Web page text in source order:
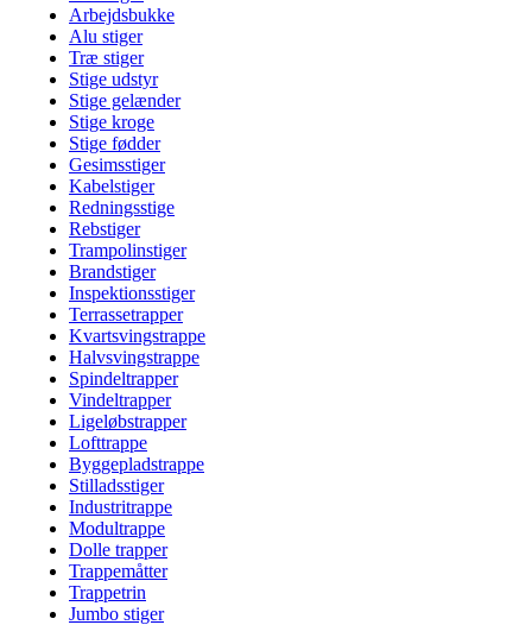
Arbejdsbukke
Alu stiger
Træ stiger
Stige udstyr
Stige gelænder
Stige kroge
Stige fødder
Gesimsstiger
Kabelstiger
Redningsstige
Rebstiger
Trampolinstiger
Brandstiger
Inspektionsstiger
Terrassetrapper
Kvartsvingstrappe
Halvsvingstrappe
Spindeltrapper
Vindeltrapper
Ligeløbstrapper
Lofttrappe
Byggepladstrappe
Stilladsstiger
Industritrappe
Modultrappe
Dolle trapper
Trappemåtter
Trappetrin
Jumbo stiger